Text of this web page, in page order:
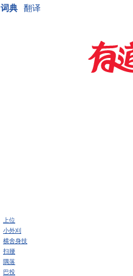
词典 翻译
上位
小外刈
横舍身技
扫腰
隅落
巴投